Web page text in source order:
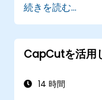
を編集・改善
各種ソーシ
向けに動画
続きを読む...
CapCutを活用
14 時間